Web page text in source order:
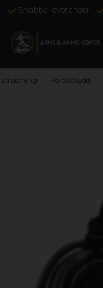
Snabba leveranser
Hörselskydd